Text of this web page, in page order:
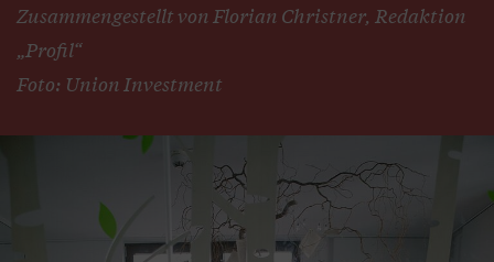
Zusammengestellt von Florian Christner, Redaktion
„Profil“
Foto: Union Investment